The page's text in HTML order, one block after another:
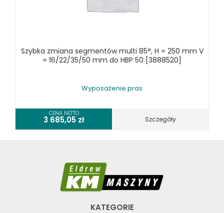
KOSZT DOSTAWY
Szybka zmiana segmentów multi 85°, H = 250 mm V
= 16/22/35/50 mm do HBP 50 [3888520]
Wyposażenie pras
CENA NETTO
3 685,05 zł Szczegóły
KATEGORIE